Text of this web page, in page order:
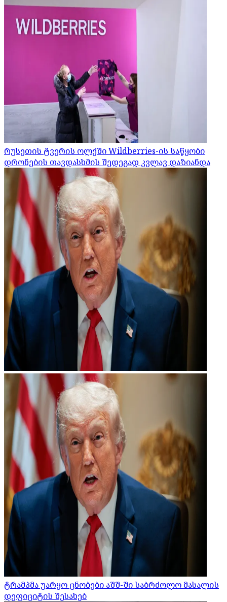
რუსეთის ტვერის ოლქში Wildberries-ის საწყობი
დრონების თავდასხმის შედეგად კვლავ დაზიანდა
ტრამპმა უარყო ცნობები აშშ-ში საბრძოლო მასალის
დეფიციტის შესახებ